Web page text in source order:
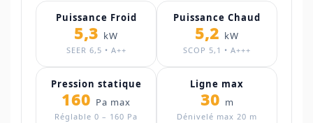
Puissance Froid
5,3 kW
SEER 6,5 • A++
Puissance Chaud
5,2 kW
SCOP 5,1 • A+++
Pression statique
160 Pa max
Réglable 0 – 160 Pa
Ligne max
30 m
Dénivelé max 20 m